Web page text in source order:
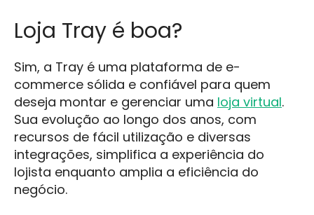
Loja Tray é boa?
Sim, a Tray é uma plataforma de e-
commerce sólida e confiável para quem
deseja montar e gerenciar uma loja virtual.
Sua evolução ao longo dos anos, com
recursos de fácil utilização e diversas
integrações, simplifica a experiência do
lojista enquanto amplia a eficiência do
negócio.